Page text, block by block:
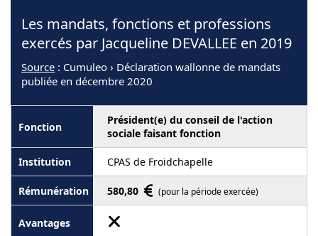
Les mandats, fonctions et professions
exercés par Jacqueline DEVALLEE en 2019
Source : Cumuleo › Déclaration wallonne de mandats
publiée en décembre 2020
Président(e) du conseil de l'action
sociale faisant fonction
CPAS de Froidchapelle
580,80 (pour la période exercée)